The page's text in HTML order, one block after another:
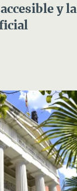
y la